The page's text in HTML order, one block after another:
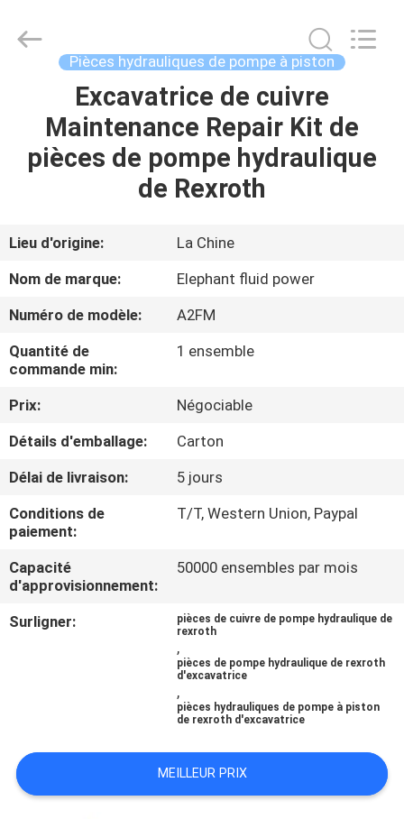
MAISON
PRODUITS
SUJET
DE
NOUS
VISITE
D'USINE
CONTRÔLE
DE
QUALITÉ
CONTACTEZ-
NOUS
PLAN
DU
Elephant
Fluid
Pièces hydrauliques de pompe à piston
Excavatrice de cuivre
Maintenance Repair Kit de
pièces de pompe hydraulique
de Rexroth
Lieu d'origine:
La Chine
Nom de marque:
Elephant fluid power
Numéro de modèle:
A2FM
Quantité de
commande min:
1 ensemble
Prix:
Négociable
Détails d'emballage:
Carton
Délai de livraison:
5 jours
Conditions de
paiement:
T/T, Western Union, Paypal
Capacité
d'approvisionnement:
50000 ensembles par mois
Surligner:
pièces de cuivre de pompe hydraulique de
rexroth
,
pièces de pompe hydraulique de rexroth
d'excavatrice
,
pièces hydrauliques de pompe à piston
de rexroth d'excavatrice
MEILLEUR PRIX